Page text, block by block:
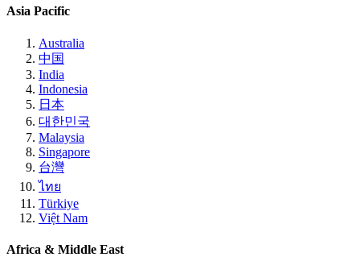
Asia Pacific
Australia
中国
India
Indonesia
日本
대한민국
Malaysia
Singapore
台灣
ไทย
Türkiye
Việt Nam
Africa & Middle East